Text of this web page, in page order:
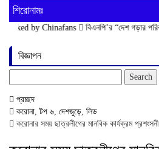
শিরোনামঃ
Chinafans বিএনপি’র “দেশ গড়ার পরিকল্পনা”
বিজ্ঞাপন
for:
প্রচ্ছদ
করোনা,টপ ৬, দেশজুড়ে, লিড
করোনার সময় ছাত্রলীগের মানবিক কার্যক্রম